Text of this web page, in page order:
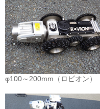
φ100～200mm（ロビオン）